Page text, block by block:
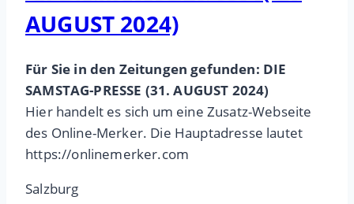
AUGUST 2024)
Für Sie in den Zeitungen gefunden: DIE
SAMSTAG-PRESSE (31. AUGUST 2024)
Hier handelt es sich um eine Zusatz-Webseite
des Online-Merker. Die Hauptadresse lautet
https://onlinemerker.com
Salzburg